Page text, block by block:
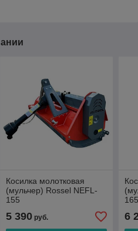
Косилка молотковая
(мульчер) Rossel NEFL-
155
5 390руб. 6